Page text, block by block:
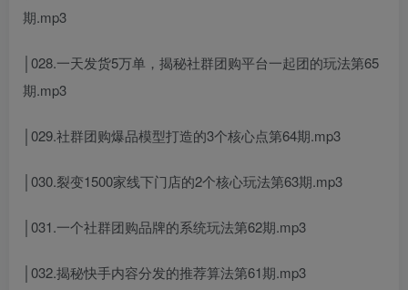
期.mp3
│028.一天发货5万单，揭秘社群团购平台一起团的玩法第65
期.mp3
│029.社群团购爆品模型打造的3个核心点第64期.mp3
│030.裂变1500家线下门店的2个核心玩法第63期.mp3
│031.一个社群团购品牌的系统玩法第62期.mp3
│032.揭秘快手内容分发的推荐算法第61期.mp3